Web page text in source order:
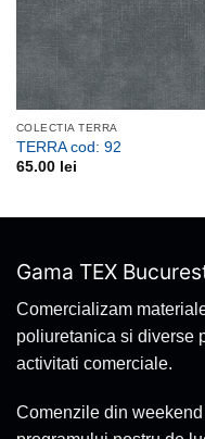
COLECTIA TERRA
TERRA cod: 92
65.00 lei
Gama TEX
Comercializam
poliuretanica si diverse
activitati comerciale.
Comenzile din